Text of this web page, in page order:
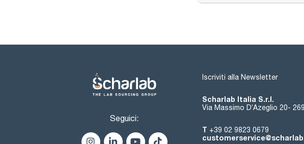
Seguici:
Iscriviti alla Newsletter
Scharlab Italia S.r.l.
Via Massimo D’Azeglio 20-
T +39 02 9823 0679